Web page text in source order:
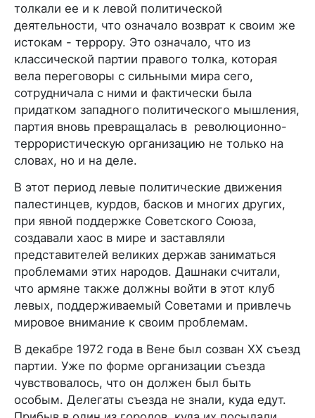
толкали ее и к левой политической
деятельности, что означало возврат к своим же
истокам - террору. Это означало, что из
классической партии правого толка, которая
вела переговоры с сильными мира сего,
сотрудничала с ними и фактически была
придатком западного политического мышления,
партия вновь превращалась в революционно-
террористическую организацию не только на
словах, но и на деле.
В этот период левые политические движения
палестинцев, курдов, басков и многих других,
при явной поддержке Советского Союза,
создавали хаос в мире и заставляли
представителей великих держав заниматься
проблемами этих народов. Дашнаки считали,
что армяне также должны войти в этот клуб
левых, поддерживаемый Советами и привлечь
мировое внимание к своим проблемам.
В декабре 1972 года в Вене был созван XX съезд
партии. Уже по форме организации съезда
чувствовалось, что он должен был быть
особым. Делегаты съезда не знали, куда едут.